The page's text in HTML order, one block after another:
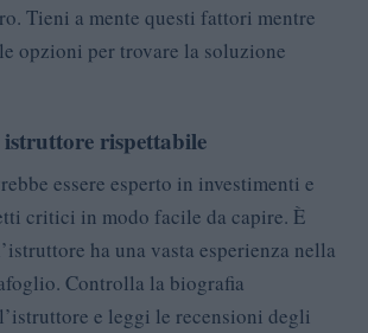
Tieni a mente questi fattori mentre
opzioni per trovare la soluzione
rispettabile
essere esperto in investimenti e
critici in modo facile da capire. È
ha una vasta esperienza nella
Controlla la biografia
e leggi le recensioni degli